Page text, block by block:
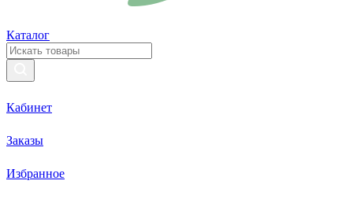
Каталог
Кабинет
Заказы
Избранное